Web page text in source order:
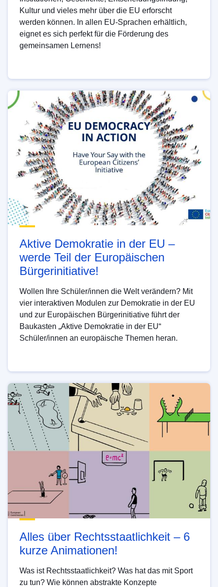
Kultur und vieles mehr über die EU erforscht
werden können. In allen EU-Sprachen erhältlich,
eignet es sich perfekt für die Förderung des
gemeinsamen Lernens!
Aktive Demokratie in der EU –
werde Teil der Europäischen
Bürgerinitiative!
Wollen Ihre Schüler/innen die Welt verändern? Mit
vier interaktiven Modulen zur Demokratie in der EU
und zur Europäischen Bürgerinitiative führt der
Baukasten „Aktive Demokratie in der EU“
Schüler/innen an europäische Themen heran.
Alles über Rechtsstaatlichkeit – 6
kurze Animationen!
Was ist Rechtsstaatlichkeit? Was hat das mit Sport
zu tun? Wie können abstrakte Konzepte